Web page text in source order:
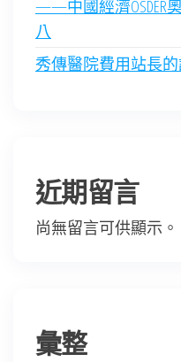
——中國經濟OSDER
八
秀傳醫院費用站長
近期留言
尚無留言可供顯示。
彙整